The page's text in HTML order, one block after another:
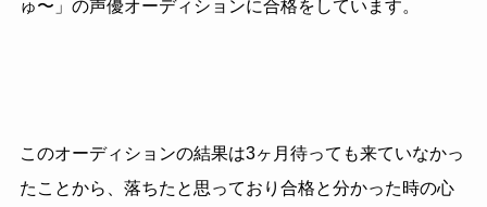
ゅ〜」の声優オーディションに合格をしています。
このオーディションの結果は3ヶ月待っても来ていなかっ
たことから、落ちたと思っており合格と分かった時の心